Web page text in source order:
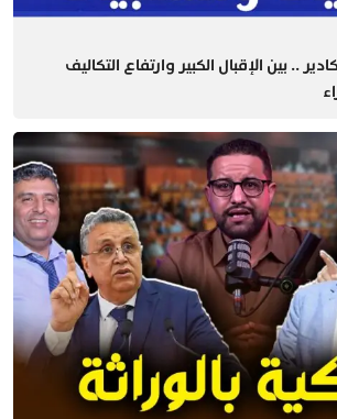
.. بين الإقبال الكبير وارتفاع التكاليف